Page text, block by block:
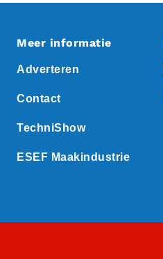
Meer informatie
Adverteren
Contact
TechniShow
ESEF Maakindustrie